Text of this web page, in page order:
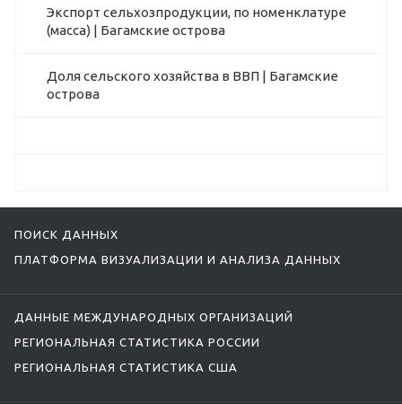
Экспорт сельхозпродукции, по номенклатуре
(масса) | Багамские острова
Доля сельского хозяйства в ВВП | Багамские
острова
ПОИСК ДАННЫХ
ПЛАТФОРМА ВИЗУАЛИЗАЦИИ И АНАЛИЗА ДАННЫХ
ДАННЫЕ МЕЖДУНАРОДНЫХ ОРГАНИЗАЦИЙ
РЕГИОНАЛЬНАЯ СТАТИСТИКА РОССИИ
РЕГИОНАЛЬНАЯ СТАТИСТИКА США